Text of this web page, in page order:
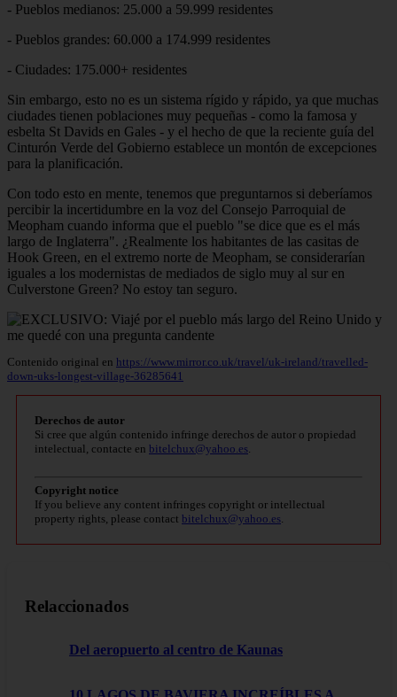
- Pueblos medianos: 25.000 a 59.999 residentes
- Pueblos grandes: 60.000 a 174.999 residentes
- Ciudades: 175.000+ residentes
Sin embargo, esto no es un sistema rígido y rápido, ya que muchas
ciudades tienen poblaciones muy pequeñas - como la famosa y
esbelta St Davids en Gales - y el hecho de que la reciente guía del
Cinturón Verde del Gobierno establece un montón de excepciones
para la planificación.
Con todo esto en mente, tenemos que preguntarnos si deberíamos
percibir la incertidumbre en la voz del Consejo Parroquial de
Meopham cuando informa que el pueblo "se dice que es el más
largo de Inglaterra". ¿Realmente los habitantes de las casitas de
Hook Green, en el extremo norte de Meopham, se considerarían
iguales a los modernistas de mediados de siglo muy al sur en
Culverstone Green? No estoy tan seguro.
Contenido original en https://www.mirror.co.uk/travel/uk-ireland/travelled-
down-uks-longest-village-36285641
Derechos de autor
Si cree que algún contenido infringe derechos de autor o propiedad
intelectual, contacte en bitelchux@yahoo.es.
Copyright notice
If you believe any content infringes copyright or intellectual
property rights, please contact bitelchux@yahoo.es.
Relaccionados
Del aeropuerto al centro de Kaunas